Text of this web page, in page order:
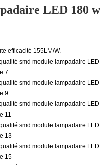
LED 180
efficacité 155LM/W.